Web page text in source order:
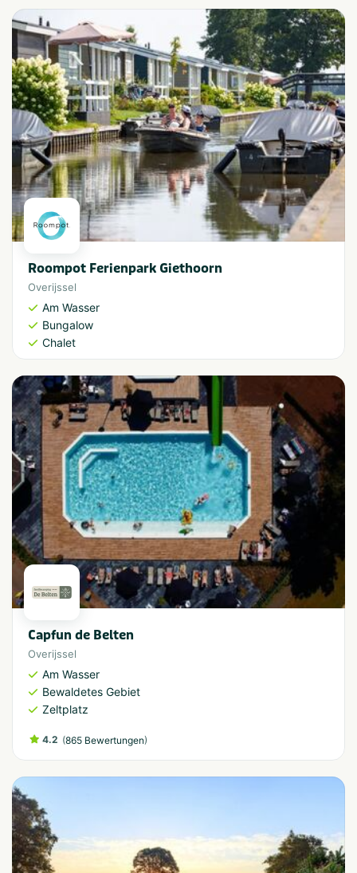
Roompot Ferienpark Giethoorn
Overijssel
Am Wasser
Bungalow
Chalet
Capfun de Belten
Overijssel
Am Wasser
Bewaldetes Gebiet
Zeltplatz
4.2 (865 Bewertungen)